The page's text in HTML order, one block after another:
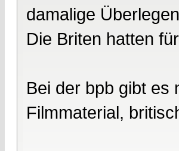
damalige
Die Briten hatten
Bei der bpb gibt es
Filmmaterial,